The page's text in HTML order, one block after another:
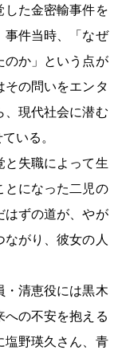
した金密輸事件を
事件当時、「なぜ
のか」という点が
その問いをエンタ
、現代社会に潜む
いる。
と失職によって生
とになった二児の
はずの道が、やが
がり、彼女の人
・清恵役には黒木
の不安を抱える
塩野瑛久さん、青